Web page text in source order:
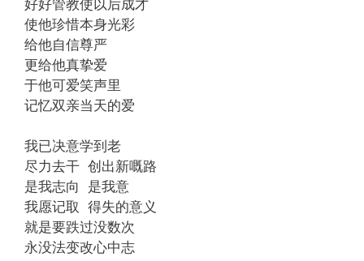
好好管教使以后成才
使他珍惜本身光彩
给他自信尊严
更给他真挚爱
于他可爱笑声里
记忆双亲当天的爱
我已决意学到老
尽力去干 创出新嘅路
是我志向 是我意
我愿记取 得失的意义
就是要跌过没数次
永没法变改心中志